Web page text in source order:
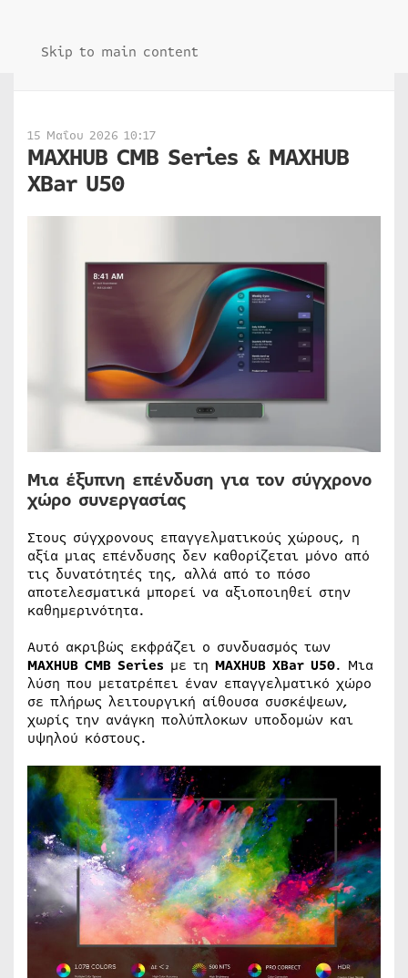
Skip to main content
15 Μαΐου 2026 10:17
MAXHUB CMB Series & MAXHUB
XBar U50
Μια έξυπνη επένδυση για τον σύγχρονο
χώρο συνεργασίας
Στους σύγχρονους επαγγελματικούς χώρους, η
αξία μιας επένδυσης δεν καθορίζεται μόνο από
τις δυνατότητές της, αλλά από το πόσο
αποτελεσματικά μπορεί να αξιοποιηθεί στην
καθημερινότητα.
Αυτό ακριβώς εκφράζει ο συνδυασμός των
MAXHUB CMB Series με τη MAXHUB XBar U50. Μια
λύση που μετατρέπει έναν επαγγελματικό χώρο
σε πλήρως λειτουργική αίθουσα συσκέψεων,
χωρίς την ανάγκη πολύπλοκων υποδομών και
υψηλού κόστους.